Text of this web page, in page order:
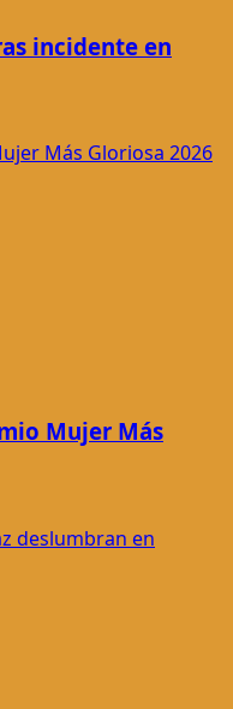
incidente en
Más Gloriosa 2026
Mujer Más
deslumbran en